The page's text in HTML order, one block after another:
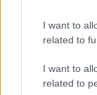
I want to
related to
I want to
related to